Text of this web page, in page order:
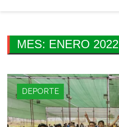
MES: ENERO 2022
DEPORTE